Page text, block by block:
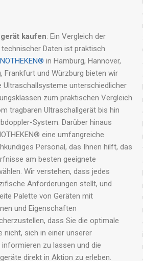
kaufen: Ein Vergleich der
Daten ist praktisch
in Hamburg, Hannover,
Frankfurt und Würzburg bieten wir
Ultraschallsysteme unterschiedlicher
zum praktischen Vergleich
tragbaren Ultraschallgerät bis hin
System. Darüber hinaus
eine umfangreiche
Personal, das Ihnen hilft, das
am besten geeignete
Wir verstehen, dass jedes
Anforderungen stellt, und
Palette von Geräten mit
und Eigenschaften
dass Sie die optimale
nicht, sich in einer unserer
zu lassen und die
direkt in Aktion zu erleben.